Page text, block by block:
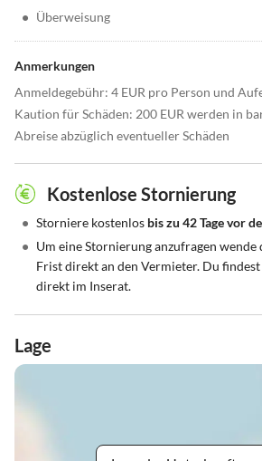
• Überweisung
Anmerkungen
Anmeldegebühr: 4 EUR pro Person und
Kaution für Schäden: 200 EUR werden in
Abreise abzüglich eventueller Schäden
Kostenlose Stornierung
• Storniere kostenlos bis zu 42 Tage vor
• Um eine Stornierung anzufragen
Frist direkt an den Vermieter. Du
direkt im Inserat.
Lage